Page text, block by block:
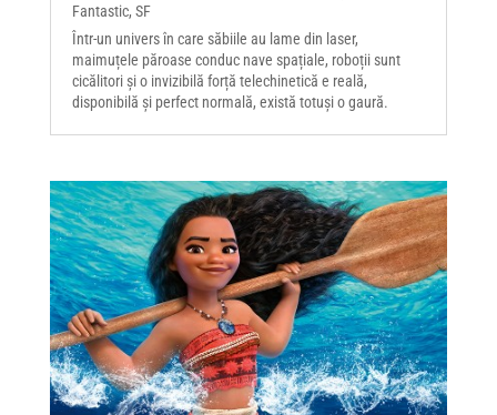
Fantastic, SF
Într-un univers în care săbiile au lame din laser,
maimuțele păroase conduc nave spațiale, roboții sunt
cicălitori și o invizibilă forță telechinetică e reală,
disponibilă și perfect normală, există totuși o gaură.